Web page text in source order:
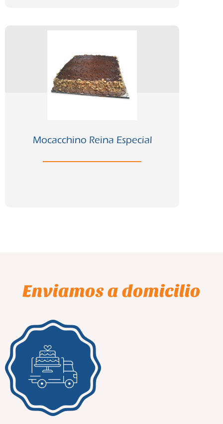
Mocacchino Reina Especial
Enviamos a domicilio